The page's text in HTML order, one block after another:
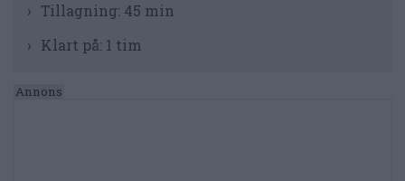
Tillagning: 45 min
Klart på: 1 tim